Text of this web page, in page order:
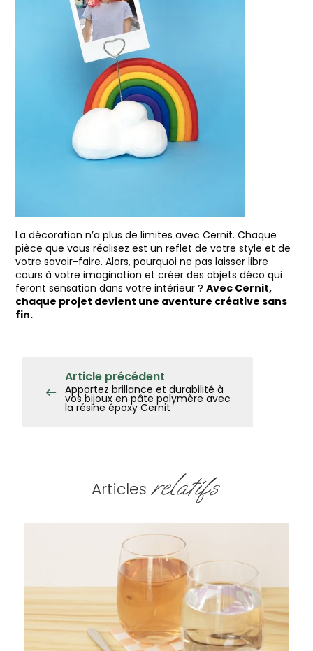
La décoration n’a plus de limites avec Cernit. Chaque
pièce que vous réalisez est un reflet de votre style et de
votre savoir-faire. Alors, pourquoi ne pas laisser libre
cours à votre imagination et créer des objets déco qui
feront sensation dans votre intérieur ? Avec Cernit,
chaque projet devient une aventure créative sans
fin.
Article précédent
Apportez brillance et durabilité à
vos bijoux en pâte polymère avec
la résine époxy Cernit
Articles relatifs